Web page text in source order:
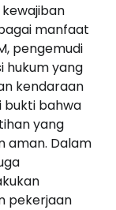
manfaat
pengemudi
hukum yang
kendaraan
bukti bahwa
yang
aman. Dalam
pekerjaan